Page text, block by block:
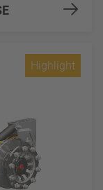
Highlight